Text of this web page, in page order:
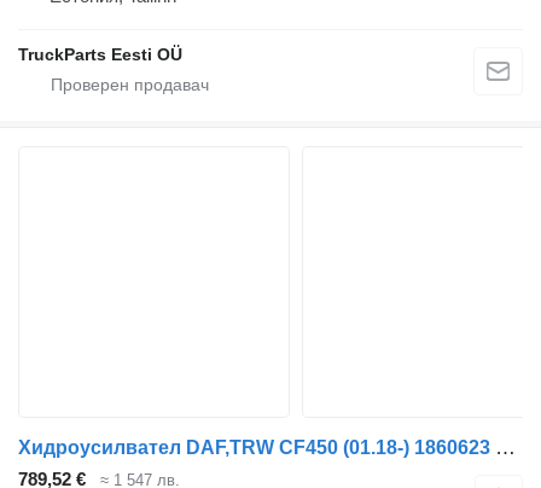
TruckParts Eesti OÜ
Хидроусилвател DAF,TRW CF450 (01.18-) 1860623 1861581 за влекач DAF CF450, CF460 (2017-)
789,52 € ≈ 1 547 лв.